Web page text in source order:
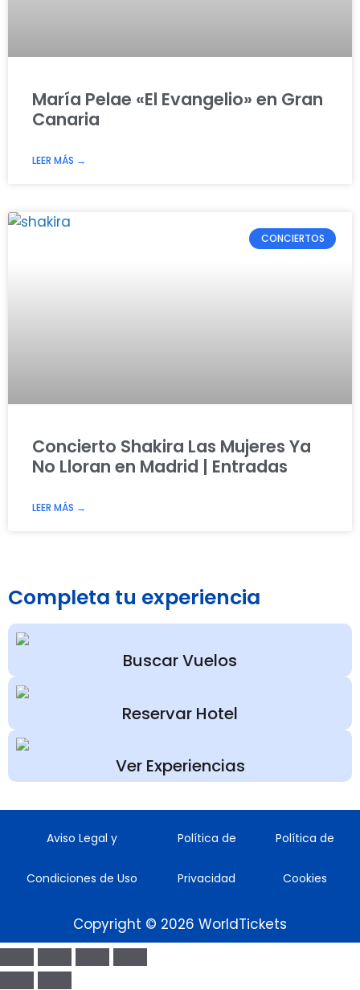
María Pelae «El Evangelio» en Gran
Canaria
LEER MÁS →
CONCIERTOS
Concierto Shakira Las Mujeres Ya
No Lloran en Madrid | Entradas
LEER MÁS →
Completa tu experiencia
Buscar Vuelos
Reservar Hotel
Ver Experiencias
Aviso Legal y
Condiciones de Uso
Política de
Privacidad
Política de
Cookies
Copyright © 2026 WorldTickets